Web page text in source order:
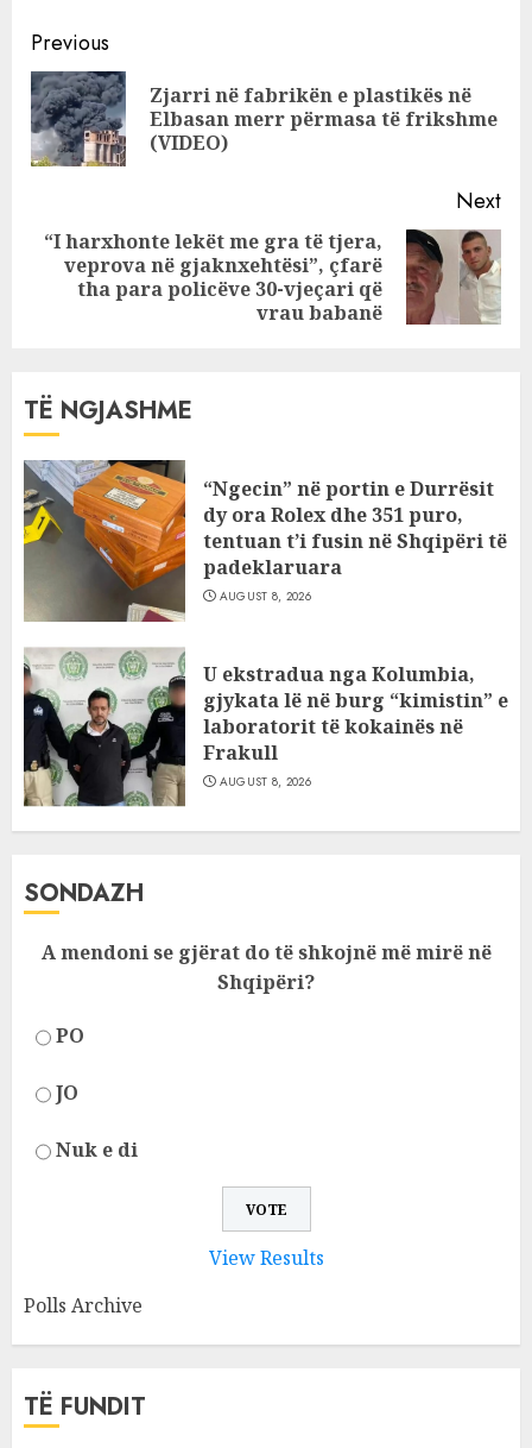
viktima nga sulmi
në Pragë, autori
një student 24-
vjeçar
Continue
Reading
Previous
Zjarri në fabrikën e plastikës në
Elbasan merr përmasa të frikshme
(VIDEO)
Next
Next
post:
“I harxhonte lekët me gra të tjera,
veprova në gjaknxehtësi”, çfarë
tha para policëve 30-vjeçari që
vrau babanë
TË NGJASHME
“Ngecin” në portin e Durrësit
dy ora Rolex dhe 351 puro,
tentuan t’i fusin në Shqipëri të
padeklaruara
AUGUST 8, 2026
U ekstradua nga Kolumbia,
gjykata lë në burg “kimistin” e
laboratorit të kokainës në
Frakull
AUGUST 8, 2026
SONDAZH
A mendoni se gjërat do të shkojnë më mirë në
Shqipëri?
PO
JO
Nuk e di
View Results
Polls Archive
TË FUNDIT